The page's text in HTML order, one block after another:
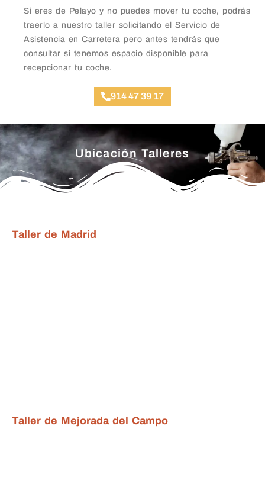
Si eres de Pelayo y no puedes mover tu coche, podrás
traerlo a nuestro taller solicitando el Servicio de
Asistencia en Carretera pero antes tendrás que
consultar si tenemos espacio disponible para
recepcionar tu coche.
914 47 39 17
Ubicación Talleres
Taller de Madrid
Taller de Mejorada del Campo